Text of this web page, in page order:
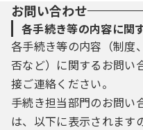
お問い合わせ
各手続き等の内容に関
各手続き等の内容（制度
否など）に関するお問い
接ご連絡ください。
手続き担当部門のお問い
は、以下に表示されます